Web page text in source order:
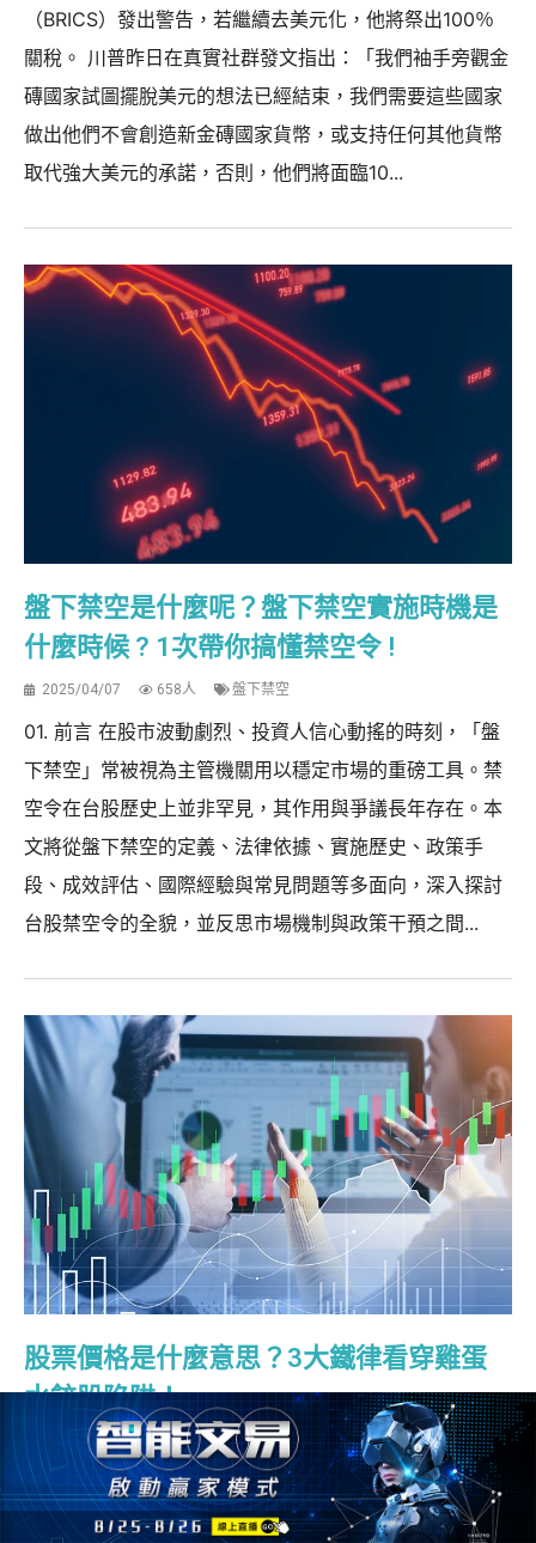
（BRICS）發出警告，若繼續去美元化，他將祭出100％
關稅。 川普昨日在真實社群發文指出：「我們袖手旁觀金
磚國家試圖擺脫美元的想法已經結束，我們需要這些國家
做出他們不會創造新金磚國家貨幣，或支持任何其他貨幣
取代強大美元的承諾，否則，他們將面臨10...
盤下禁空是什麼呢？盤下禁空實施時機是
什麼時候 ? 1次帶你搞懂禁空令 !
2025/04/07 658人 盤下禁空
01. 前言 在股市波動劇烈、投資人信心動搖的時刻，「盤
下禁空」常被視為主管機關用以穩定市場的重磅工具。禁
空令在台股歷史上並非罕見，其作用與爭議長年存在。本
文將從盤下禁空的定義、法律依據、實施歷史、政策手
段、成效評估、國際經驗與常見問題等多面向，深入探討
台股禁空令的全貌，並反思市場機制與政策干預之間...
股票價格是什麼意思？3大鐵律看穿雞蛋
水餃股陷阱！
2023/07/29 1250人 股票價格
股票價格 01. 股票價格是什麼？ 股票價格是什麼呢？股票
價格簡稱股價，在市場中指的是股票每一股的價格，而不